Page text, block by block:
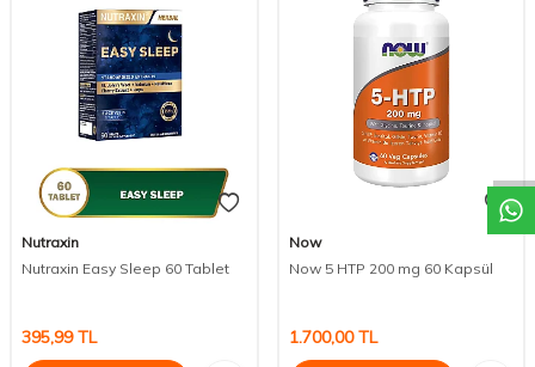
Nutraxin
Nutraxin Easy Sleep 60 Tablet
395,99TL
Now
Now 5 HTP 200 mg 60 Kapsül
1.700,00TL